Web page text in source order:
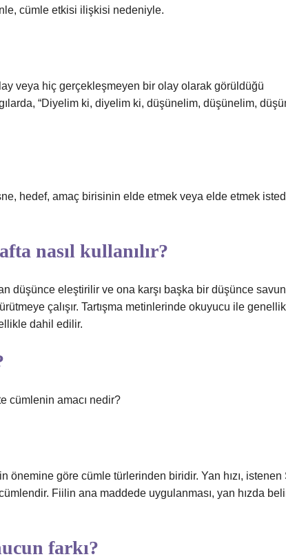
cümle etkisi ilişkisi nedeniyle.
veya hiç gerçekleşmeyen bir olay olarak görüldüğü
“Diyelim ki, diyelim ki, düşünelim, düşünelim,
hedef, amaç birisinin elde etmek veya elde etmek
nasıl kullanılır?
düşünce eleştirilir ve ona karşı başka bir düşünce
çalışır. Tartışma metinlerinde okuyucu ile
dahil edilir.
cümlenin amacı nedir?
önemine göre cümle türlerinden biridir. Yan hızı, istenen
Fiilin ana maddede uygulanması, yan hızda
farkı?